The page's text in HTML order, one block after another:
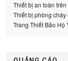
Thiết bị an toàn trên
Thiết bị phòng cháy
Trang Thiết Bảo Hộ